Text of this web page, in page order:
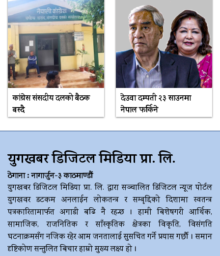
कांग्रेस संसदीय दलको बैठक
बस्दै
देउवा दम्पती २३ साउनमा
नेपाल फर्किने
युगखबर डिजिटल मिडिया प्रा. लि.
ठेगाना : नागार्जुन-३ काठमाण्डौं
युगखबर डिजिटल मिडिया प्रा. लि. द्धारा सञ्चालित डिजिटल न्यूज पोर्टल
युगखवर डटकम अनलाईन लोकतन्त्र र सम्बृद्दिको दिशामा स्वतन्त्र
पत्रकारितामार्फत अगाडी बढि नै रहन्छ । हामी बिशेषगरी आर्थिक,
सामाजिक, राजनितिक र साँस्कृतिक क्षेत्रका विकृति, विसंगति
घटनाक्रमसँग नजिक रहेर आम जनतालाई सुसचित गर्ने प्रयास गर्छौ । समान
दृष्टिकोण सन्तुलित बिचार हाम्रो मुख्य लक्ष्य हो ।